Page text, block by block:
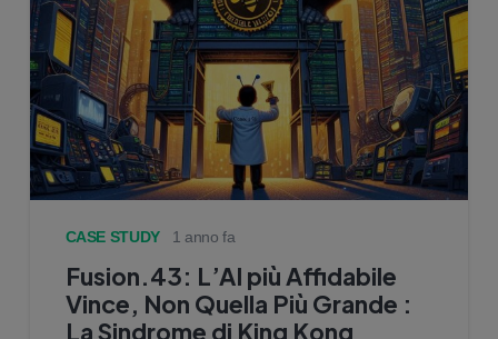
CASE STUDY 1 anno fa
Fusion.43: L’AI più Affidabile
Vince, Non Quella Più Grande :
La Sindrome di King Kong